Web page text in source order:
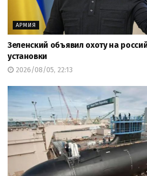
АРМИЯ
Зеленский объявил охоту на
установки
2026/08/05, 22:13